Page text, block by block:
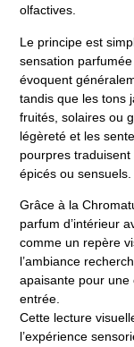
olfactives.
Le principe est
sensation
évoquent
tandis que les tons
fruités, solaires ou
légèreté et les
pourpres
épicés ou sensuels.
Grâce à la
parfum d’intérieur
comme un repère
l’ambiance
apaisante pour
entrée.
Cette lecture
l’expérience